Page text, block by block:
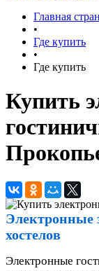
Главная
•
Где купить
•
Где купить
Купить
Электронные
хостелов
Электронные